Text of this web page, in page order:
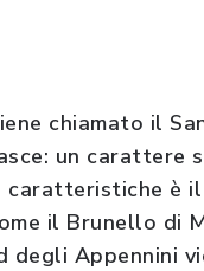
chiamato il
un carattere
caratteristiche è
il Brunello di
degli Appennini